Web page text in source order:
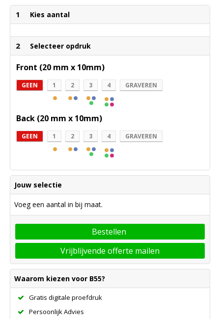
1 Kies aantal
2 Selecteer opdruk
Front (20 mm x 10mm)
GEEN 1 2 3 4 GRAVEREN
Back (20 mm x 10mm)
GEEN 1 2 3 4 GRAVEREN
Jouw selectie
Voeg een aantal in bij maat.
Bestellen
Vrijblijvende offerte mailen
Waarom kiezen voor B55?
Gratis digitale proefdruk
Persoonlijk Advies